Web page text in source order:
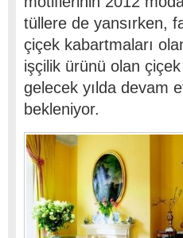
tüllere de yansırken,
çiçek kabartmaları
işçilik ürünü olan
gelecek yılda devam
bekleniyor.